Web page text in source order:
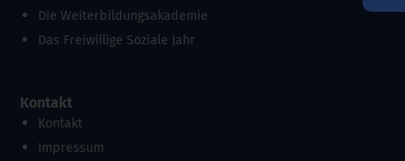
Die Weiterbildungsakademie
Das Freiwillige Soziale Jahr
Kontakt
Kontakt
Impressum